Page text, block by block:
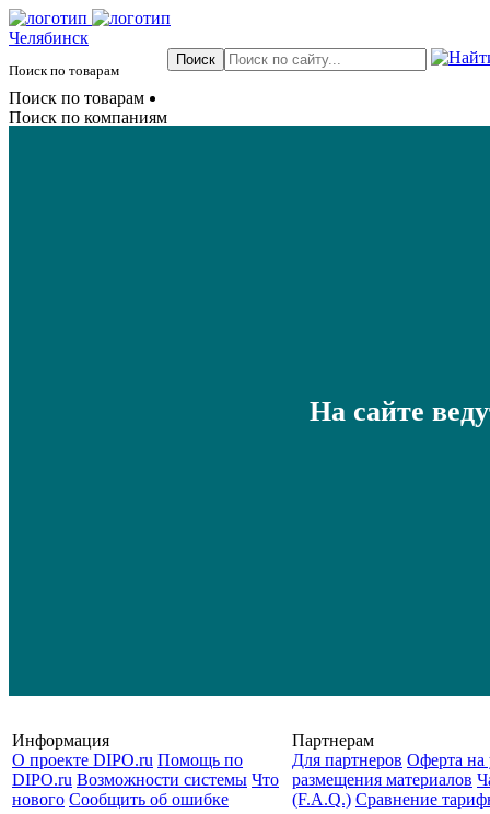
Челябинск
Поиск по товарам
Поиск по товарам
Поиск по компаниям
На сайте
Информация
О проекте DIPO.ru Помощь по
DIPO.ru Возможности системы Что
нового Сообщить об ошибке
Партнерам
Для партнеров Оферта на
размещения материалов
(F.A.Q.) Cравнение